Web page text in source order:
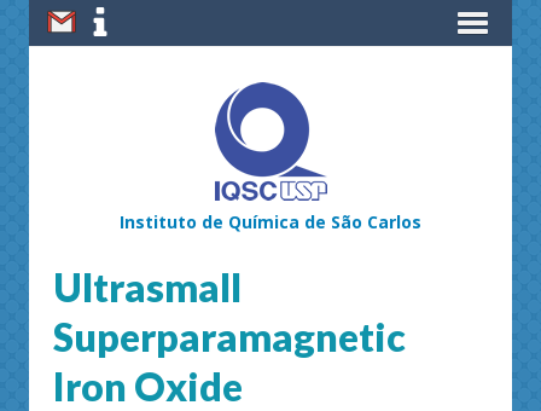
Instituto de Química de São Carlos
Ultrasmall
Superparamagnetic
Iron Oxide